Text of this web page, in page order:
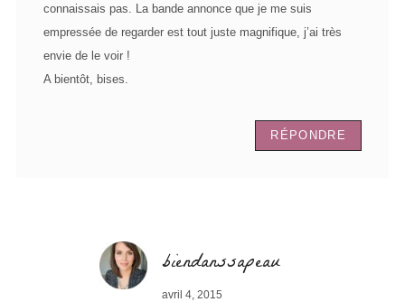
connaissais pas. La bande annonce que je me suis
empressée de regarder est tout juste magnifique, j’ai très
envie de le voir !
A bientôt, bises.
RÉPONDRE
biendanssapeau
avril 4, 2015